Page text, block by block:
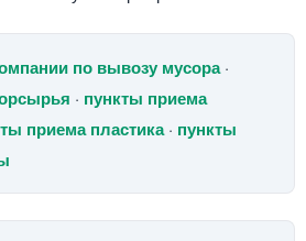
по вывозу мусора·
· пункты приема
приема пластика· пункты